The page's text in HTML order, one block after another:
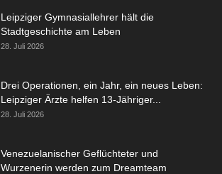
Leipziger Gymnasiallehrer hält die
Stadtgeschichte am Leben
28. Juli 2026
Drei Operationen, ein Jahr, ein neues Leben:
Leipziger Ärzte helfen 13-Jähriger...
28. Juli 2026
Venezuelanischer Geflüchteter und
Wurzenerin werden zum Dreamteam